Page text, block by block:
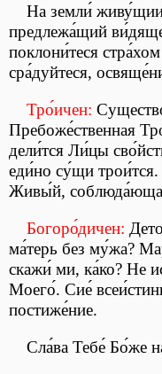
На земли́
предлежа́щий
поклони́теся
сра́дуйтеся,
Тро́ичен:
Пребоже́ственная
дели́тся Ли́цы
еди́но су́щи
Живы́й,
Богоро́дичен:
ма́терь без му́жа?
скажи́ ми, ка́ко? Не
Моего́. Сие́
постиже́ние.
Сла́ва Тебе́ Бо́же